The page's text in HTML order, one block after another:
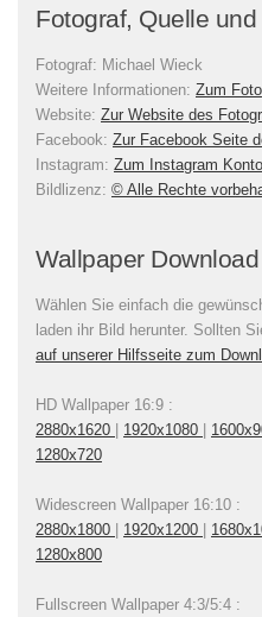
Fotograf, Quelle
Fotograf: Michael Wieck
Weitere Informationen: Zum
Website: Zur Website des
Facebook: Zur Facebook Seite
Instagram: Zum Instagram
Bildlizenz: © Alle Rechte
Wallpaper Download
Wählen Sie einfach die
laden ihr Bild herunter. Sollten
auf unserer Hilfsseite zum
HD Wallpaper 16:9 :
2880x1620 | 1920x1080 |
1280x720
Widescreen Wallpaper 16:10 :
2880x1800 | 1920x1200 |
1280x800
Fullscreen Wallpaper 4:3/5:4 :